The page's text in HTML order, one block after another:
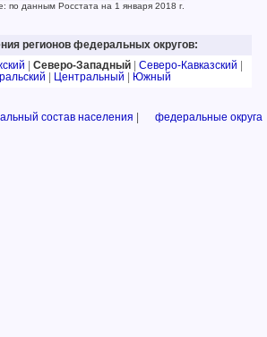
по данным Росстата на 1 января 2018 г.
регионов федеральных округов:
Северо-Западный Северо-Кавказский
Центральный Южный
состав населения федеральные округа